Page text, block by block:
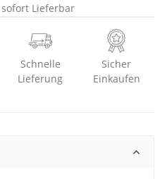
Lieferbar
Schnelle
Lieferung
Sicher
Einkaufen